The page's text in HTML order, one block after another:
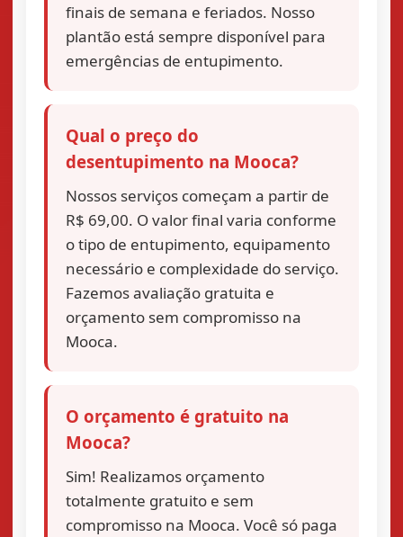
finais de semana e feriados. Nosso
plantão está sempre disponível para
emergências de entupimento.
Qual o preço do
desentupimento na Mooca?
Nossos serviços começam a partir de
R$ 69,00. O valor final varia conforme
o tipo de entupimento, equipamento
necessário e complexidade do serviço.
Fazemos avaliação gratuita e
orçamento sem compromisso na
Mooca.
O orçamento é gratuito na
Mooca?
Sim! Realizamos orçamento
totalmente gratuito e sem
compromisso na Mooca. Você só paga